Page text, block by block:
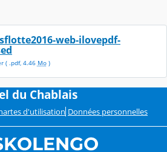
web-ilovepdf-
( .pdf, 4.46 Mo)
du Chablais
d'utilisation Données personnelles